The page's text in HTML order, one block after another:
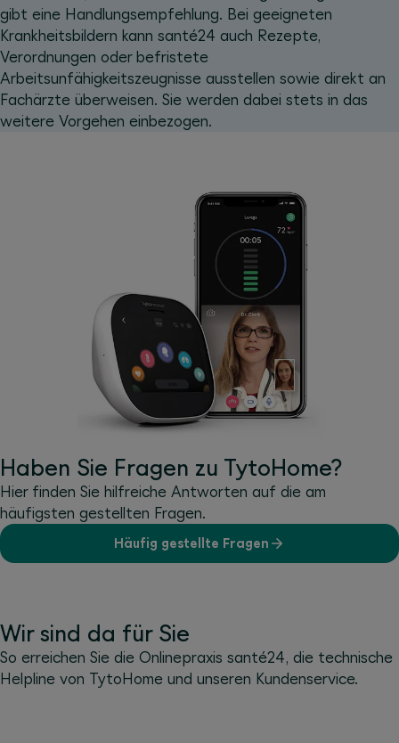
gibt eine Handlungsempfehlung. Bei geeigneten
Krankheitsbildern kann santé24 auch Rezepte,
Verordnungen oder befristete
Arbeitsunfähigkeitszeugnisse ausstellen sowie direkt an
Fachärzte überweisen. Sie werden dabei stets in das
weitere Vorgehen einbezogen.
Haben Sie Fragen zu TytoHome?
Hier finden Sie hilfreiche Antworten auf die am
häufigsten gestellten Fragen.
Häufig gestellte Fragen
Wir sind da für Sie
So erreichen Sie die Onlinepraxis santé24, die technische
Help­line von Tyto­Home und unseren Kundenservice.